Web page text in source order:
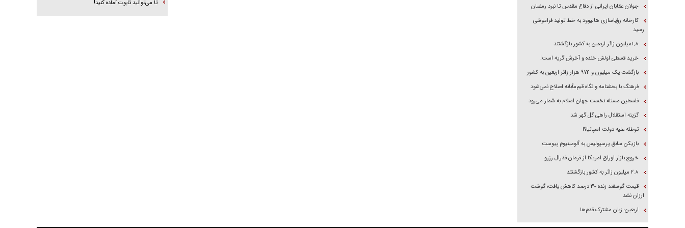
جولان عقابان ایرانی از دفاع مقدس تا نبرد رمضان
کارخانه رؤیاسازی هالیوود به خط تولید فراموشی
رسید
۱.۸میلیون زائر اربعین به کشور بازگشتند
خرید قسطی اولش خنده و آخرش گریه است!
بازگشت یک میلیون و ۹۷۴ هزار زائر اربعین به کشور
فرهنگ با بخشنامه و نگاه قیم‌مآبانه اصلاح نمی‌شود
فلسطین مسئله نخست جهان اسلام به شمار می‌رود
گزینه استقلال راهی گل گهر شد
توطئه علیه دولت اسپانیا؟!
بازیکن سابق پرسپولیس به آلومینیوم پیوست
خروج بازار اوراق امریکا از فرمان فدرال رزرو
۲.۸ میلیون زائر به کشور بازگشتند
قیمت گوسفند زنده ۳۰ درصد کاهش یافت؛ گوشت
ارزان نشد
اربعین؛ زبان مشترک قدم‌ها
تا می‌توانید تابوت آماده کنید!